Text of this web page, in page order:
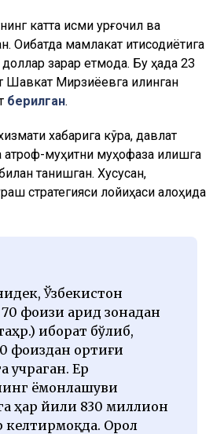
катта қисми қурғоқчил ва
Оқибатда мамлакат иқтисодиётига
зарар етмоқда. Бу ҳақда 23
Шавкат Мирзиёевга қилинган
берилган.
хабарига кўра, давлат
атроф-муҳитни муҳофаза қилишга
танишган. Хусусан,
стратегияси лойиҳаси алоҳида
Ўзбекистон
фоизи арид зонадан
иборат бўлиб,
фоиздан ортиғи
учраган. Ер
ёмонлашуви
ҳар йили 830 миллион
келтирмоқда. Орол